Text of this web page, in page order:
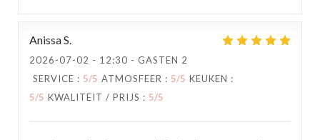
AnissaS
2026-07-02 - 12:30 - GASTEN 2
SERVICE : 5/5 ATMOSFEER : 5/5 KEUKEN :
5/5 KWALITEIT / PRIJS : 5/5